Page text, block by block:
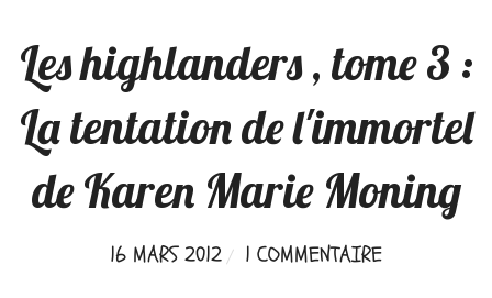
Les highlanders , tome 3 :
La tentation de l'immortel
de Karen Marie Moning
16 MARS 2012 1 COMMENTAIRE